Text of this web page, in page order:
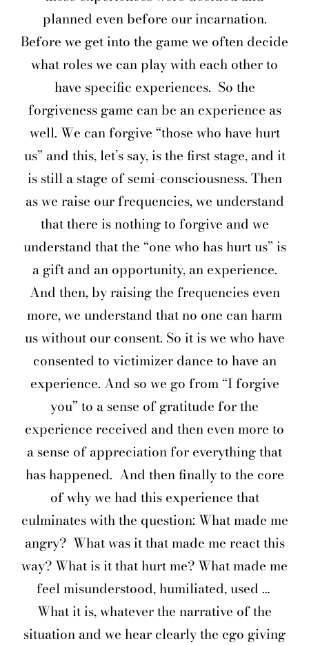
planned even before our incarnation.
Before we get into the game we often decide
what roles we can play with each other to
have specific experiences. So the
forgiveness game can be an experience as
well. We can forgive “those who have hurt
us” and this, let’s say, is the first stage, and it
is still a stage of semi-consciousness. Then
as we raise our frequencies, we understand
that there is nothing to forgive and we
understand that the “one who has hurt us” is
a gift and an opportunity, an experience.
And then, by raising the frequencies even
more, we understand that no one can harm
us without our consent. So it is we who have
consented to victimizer dance to have an
experience. And so we go from “I forgive
you” to a sense of gratitude for the
experience received and then even more to
a sense of appreciation for everything that
has happened. And then finally to the core
of why we had this experience that
culminates with the question: What made me
angry? What was it that made me react this
way? What is it that hurt me? What made me
feel misunderstood, humiliated, used …
What it is, whatever the narrative of the
situation and we hear clearly the ego giving